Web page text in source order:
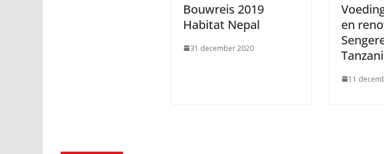
Bouwreis 2019
Habitat Nepal
31 december 2020
en
11